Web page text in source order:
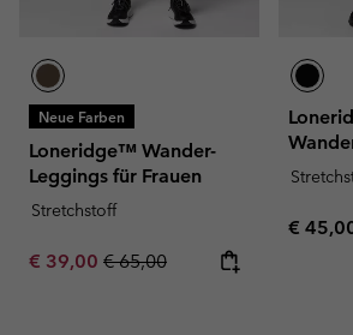
Neue Farben
Loneridge™ Wander-
Leggings für Frauen
Stretchstoff
Sale price:
€ 39,00 Regular price:
€ 65,00
€